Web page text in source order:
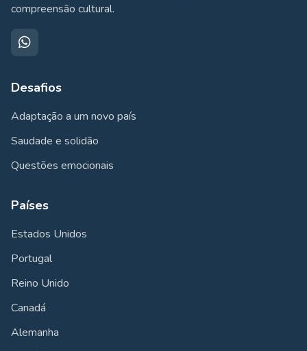
compreensão cultural.
Desafios
Adaptação a um novo país
Saudade e solidão
Questões emocionais
Países
Estados Unidos
Portugal
Reino Unido
Canadá
Alemanha